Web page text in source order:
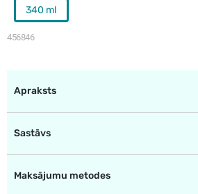
456846
340 ml
Apraksts
Sastāvs
Maksājumu metodes